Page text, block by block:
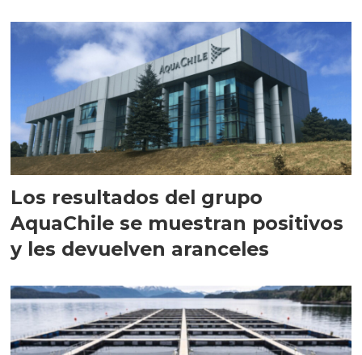
Los resultados del grupo
AquaChile se muestran positivos
y les devuelven aranceles